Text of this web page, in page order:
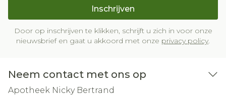
Inschrijven
Door op inschrijven te klikken, schrijft u zich in voor onze
nieuwsbrief en gaat u akkoord met onze privacy policy.
Neem contact met ons op
Apotheek Nicky Bertrand